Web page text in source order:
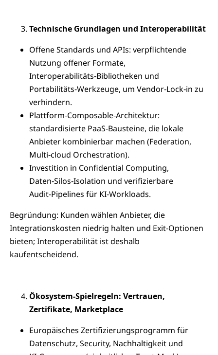
Technische Grundlagen und Interoperabilität
Offene Standards und APIs: verpflichtende
Nutzung offener Formate,
Interoperabilitäts‑Bibliotheken und
Portabilitäts‑Werkzeuge, um Vendor‑Lock‑in zu
verhindern.
Plattform‑Composable‑Architektur:
standardisierte PaaS‑Bausteine, die lokale
Anbieter kombinierbar machen (Federation,
Multi‑cloud Orchestration).
Investition in Confidential Computing,
Daten‑Silos‑Isolation und verifizierbare
Audit‑Pipelines für KI‑Workloads.
Begründung: Kunden wählen Anbieter, die
Integrationskosten niedrig halten und Exit‑Optionen
bieten; Interoperabilität ist deshalb
kaufentscheidend.
Ökosystem‑Spielregeln: Vertrauen,
Zertifikate, Marketplace
Europäisches Zertifizierungsprogramm für
Datenschutz, Security, Nachhaltigkeit und